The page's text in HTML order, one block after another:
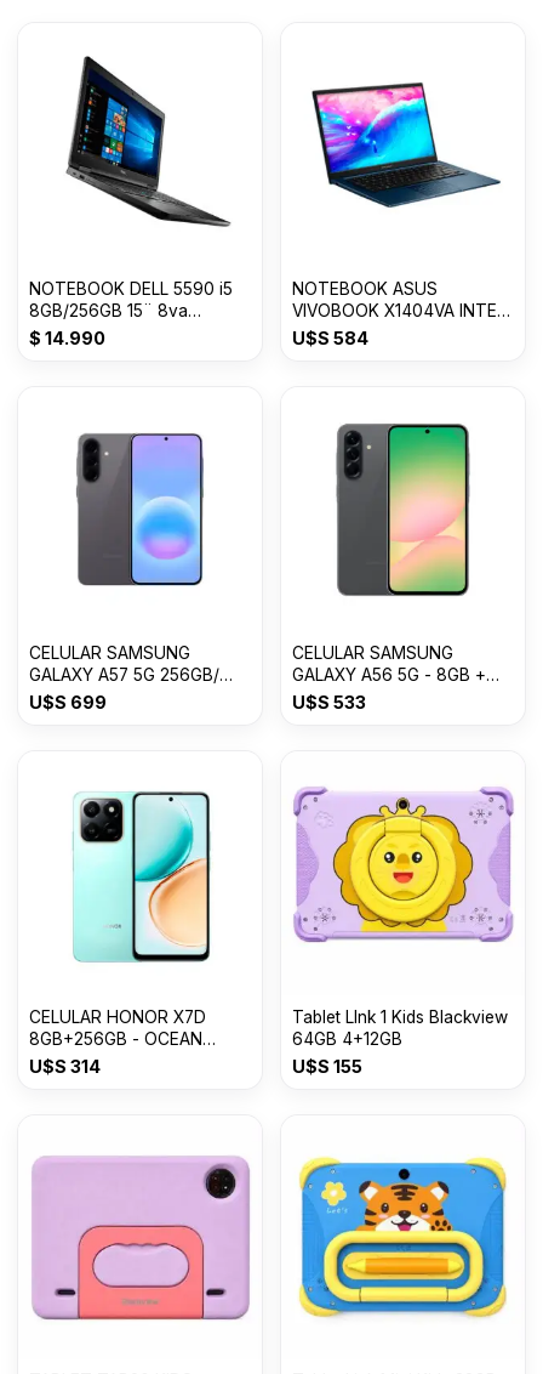
NOTEBOOK DELL 5590 i5
8GB/256GB 15¨ 8va
GENERACION
$ 14.990
NOTEBOOK ASUS
VIVOBOOK X1404VA INTEL
CORE i3 8GB/128GB SSD
U$S 584
CELULAR SAMSUNG
GALAXY A57 5G 256GB/
8GB RAM
U$S 699
CELULAR SAMSUNG
GALAXY A56 5G - 8GB +
256GB Awesome Graphite
U$S 533
CELULAR HONOR X7D
8GB+256GB - OCEAN
CYAN
U$S 314
Tablet LInk 1 Kids Blackview
64GB 4+12GB
U$S 155